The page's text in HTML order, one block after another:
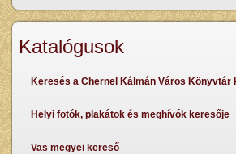
Katalógusok
Keresés a Chernel Kálmán Város Könyvtár
Helyi fotók, plakátok és meghívók keresője
Vas megyei kereső